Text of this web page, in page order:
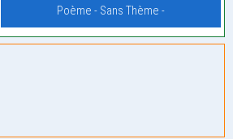
Poème - Sans Thème -